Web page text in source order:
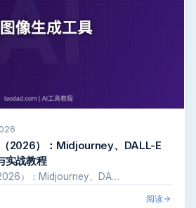
2026）：Midjourney、DALL-E
实战教程
）：Midjourney、DA…
阅读